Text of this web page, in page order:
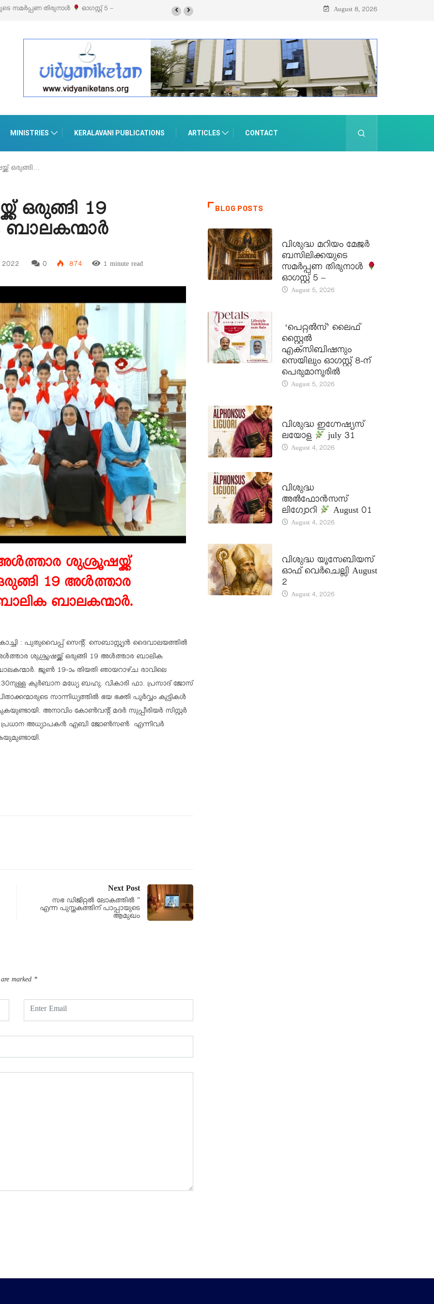
സമർപ്പണ തിരുനാൾ ഓഗസ്റ്റ് 5 – August 8, 2026
MINISTRIES KERALAVANI PUBLICATIONS ARTICLES CONTACT
ഒരുങ്ങി…
ഒരുങ്ങി 19
2022 0 874 1 minute read
ശുശ്രൂഷയ്ക്ക്
19 അൾത്താര
ബാലകന്മാർ.
: പുതുവൈപ്പ് സെൻ്റ്. സെബാസ്റ്റ്യൻ ദൈവാലയത്തിൽ
ശുശ്രൂഷയ്ക്ക് ഒരുങ്ങി 19 അൾത്താര ബാലിക
ജൂൺ 19-ാം തിയതി ഞായറാഴ്ച രാവിലെ
കുർബാന മധ്യേ ബഹു. വികാരി ഫാ. പ്രസാദ് ജോസ്
സാന്നിധ്യത്തിൽ ഭയ ഭക്തി പൂർവ്വം കുട്ടികൾ
അനാവിം കോൺവൻ്റ് മദർ സുപ്പീരിയർ സിസ്റ്റർ
പ്രധാന അധ്യാപകൻ എബി ജോൺസൺ എന്നിവർ
Next Post
സഭ ഡിജിറ്റൽ ലോകത്തിൽ ”
എന്ന പുസ്തകത്തിന് പാപ്പായുടെ
ആമുഖം
marked *
BLOG POSTS
വിശുദ്ധ മറിയം മേജർ
ബസിലിക്കയുടെ
സമർപ്പണ തിരുനാൾ
ഓഗസ്റ്റ് 5 –
August 5, 2026
‘പെറ്റൽസ്’ ലൈഫ്
സ്റ്റൈൽ
എക്സിബിഷനും
സെയിലും ഓഗസ്റ്റ് 8-ന്
പെരുമാനൂരിൽ
August 5, 2026
വിശുദ്ധ ഇഗ്നേഷ്യസ്
ലയോള
july 31
August 4, 2026
വിശുദ്ധ
അൽഫോൻസസ്
ലിഗ്വോറി
August 01
August 4, 2026
വിശുദ്ധ യൂസേബിയസ്
ഓഫ് വെർചെല്ലി August
2
August 4, 2026